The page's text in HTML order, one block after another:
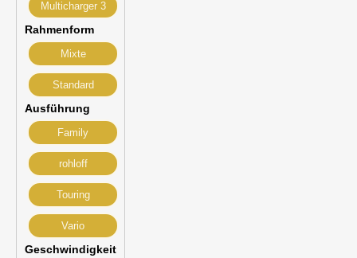
Multicharger 3
Rahmenform
Mixte
Standard
Ausführung
Family
rohloff
Touring
Vario
Geschwindigkeit